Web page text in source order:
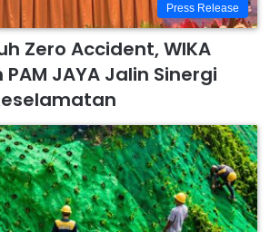
Press Release
Zero Accident, WIKA
JAYA Jalin Sinergi